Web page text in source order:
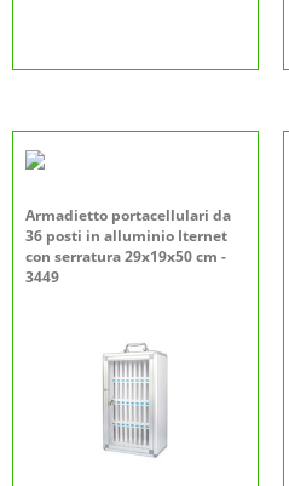
Armadietto portacellulari da
36 posti in alluminio Iternet
con serratura 29x19x50 cm -
3449